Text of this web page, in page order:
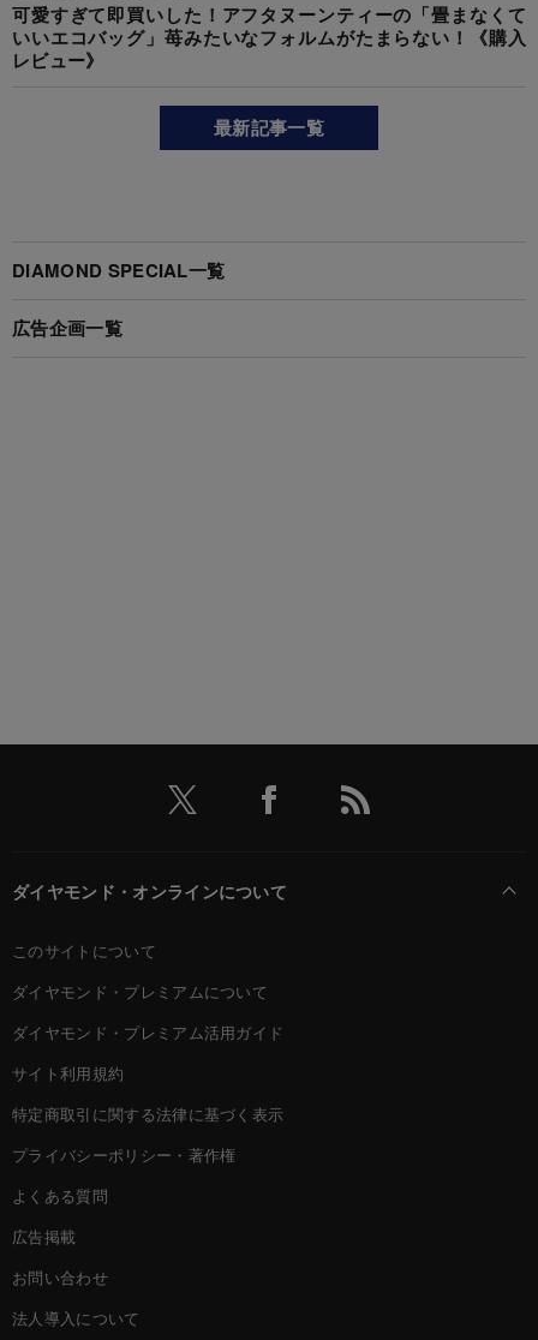
可愛すぎて即買いした！アフタヌーンティーの「畳まなくて
いいエコバッグ」苺みたいなフォルムがたまらない！《購入
レビュー》
最新記事一覧
DIAMOND SPECIAL一覧
広告企画一覧
ダイヤモンド・オンラインについて
このサイトについて
ダイヤモンド・プレミアムについて
ダイヤモンド・プレミアム活用ガイド
サイト利用規約
特定商取引に関する法律に基づく表示
プライバシーポリシー・著作権
よくある質問
広告掲載
お問い合わせ
法人導入について